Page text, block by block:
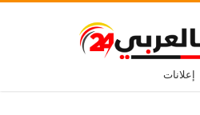
إعلانات